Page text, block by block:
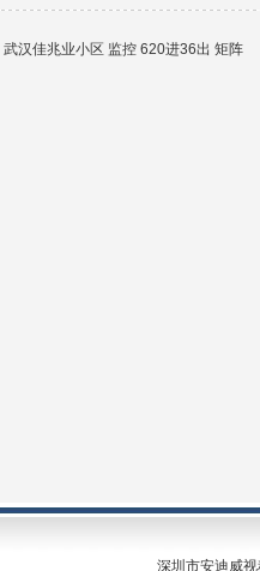
武汉佳兆业小区 监控 620进36出 矩阵
深圳市安迪威